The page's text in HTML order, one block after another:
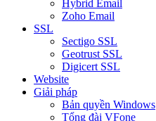
Hybrid Email
Zoho Email
SSL
Sectigo SSL
Geotrust SSL
Digicert SSL
Website
Giải pháp
Bản quyền Windows
Tổng đài VFone